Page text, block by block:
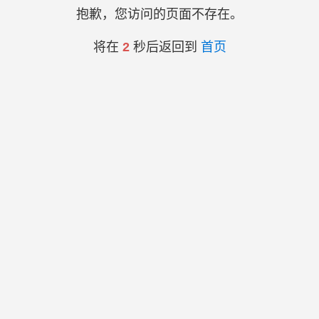
抱歉，您访问的页面不存在。
将在 2秒后返回到 首页